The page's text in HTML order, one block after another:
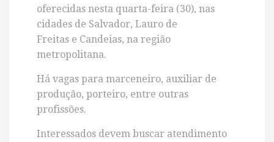
oferecidas nesta quarta-feira (30), nas
cidades de Salvador, Lauro de
Freitas e Candeias, na região
metropolitana.
Há vagas para marceneiro, auxiliar de
produção, porteiro, entre outras
profissões.
Interessados devem buscar atendimento